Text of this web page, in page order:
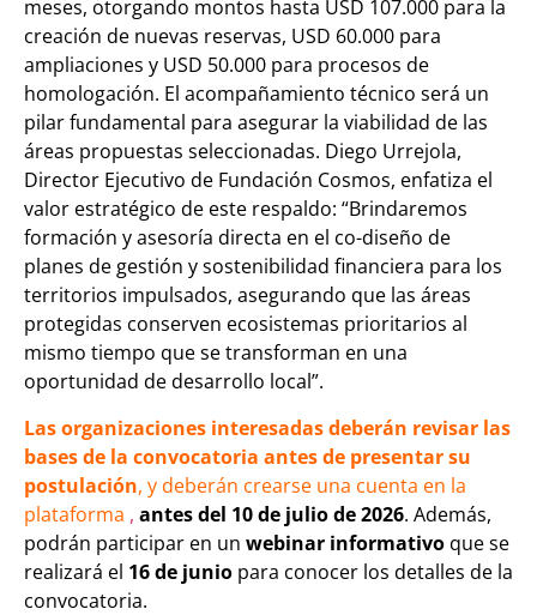
meses, otorgando montos hasta USD 107.000 para la
creación de nuevas reservas, USD 60.000 para
ampliaciones y USD 50.000 para procesos de
homologación. El acompañamiento técnico será un
pilar fundamental para asegurar la viabilidad de las
áreas propuestas seleccionadas. Diego Urrejola,
Director Ejecutivo de Fundación Cosmos, enfatiza el
valor estratégico de este respaldo: “Brindaremos
formación y asesoría directa en el co-diseño de
planes de gestión y sostenibilidad financiera para los
territorios impulsados, asegurando que las áreas
protegidas conserven ecosistemas prioritarios al
mismo tiempo que se transforman en una
oportunidad de desarrollo local”.
Las organizaciones interesadas deberán revisar las
bases de la convocatoria antes de presentar su
postulación, y deberán crearse una cuenta en la
plataforma , antes del 10 de julio de 2026. Además,
podrán participar en un webinar informativo que se
realizará el 16 de junio para conocer los detalles de la
convocatoria.